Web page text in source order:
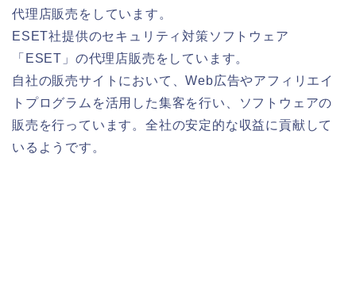
代理店販売をしています。
ESET社提供のセキュリティ対策ソフトウェア
「ESET」の代理店販売をしています。
自社の販売サイトにおいて、Web広告やアフィリエイ
トプログラムを活用した集客を行い、ソフトウェアの
販売を行っています。全社の安定的な収益に貢献して
いるようです。